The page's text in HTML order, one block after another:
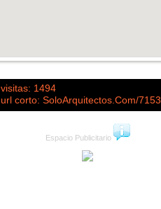
visitas: 1494
url corto: SoloArquitectos.Com/7153
Espacio Publicitario